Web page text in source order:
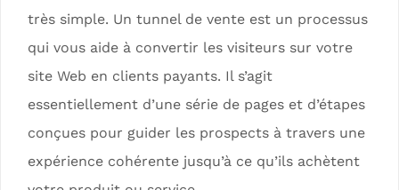
très simple. Un tunnel de vente est un processus
qui vous aide à convertir les visiteurs sur votre
site Web en clients payants. Il s’agit
essentiellement d’une série de pages et d’étapes
conçues pour guider les prospects à travers une
expérience cohérente jusqu’à ce qu’ils achètent